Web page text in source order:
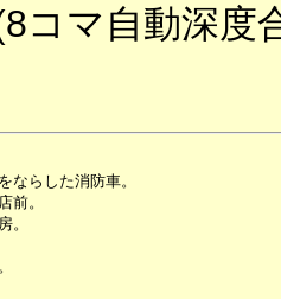
コマ自動深度
ならした消防車。
前。
。